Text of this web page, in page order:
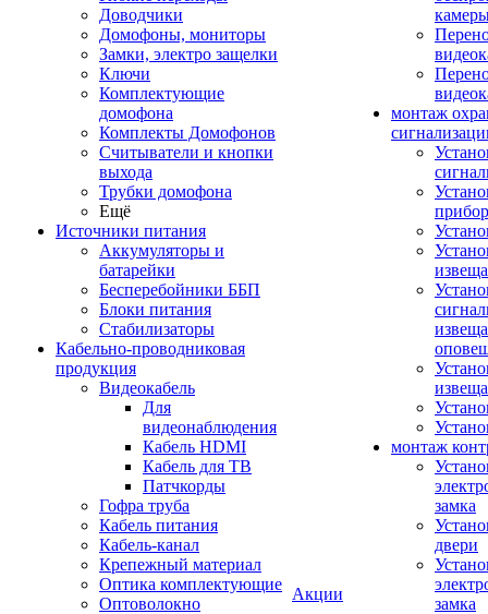
Доводчики
Домофоны, мониторы
Замки, электро защелки
Ключи
Комплектующие
домофона
Комплекты Домофонов
Считыватели и кнопки
выхода
Трубки домофона
Ещё
Источники питания
Аккумуляторы и
батарейки
Бесперебойники ББП
Блоки питания
Стабилизаторы
Кабельно-проводниковая
продукция
Видеокабель
Для
видеонаблюдения
Кабель HDMI
Кабель для ТВ
Патчкорды
Гофра труба
Кабель питания
Кабель-канал
Крепежный материал
Оптика комплектующие
Оптоволокно
Акции
монтаж
монтаж
замка
двери
замка